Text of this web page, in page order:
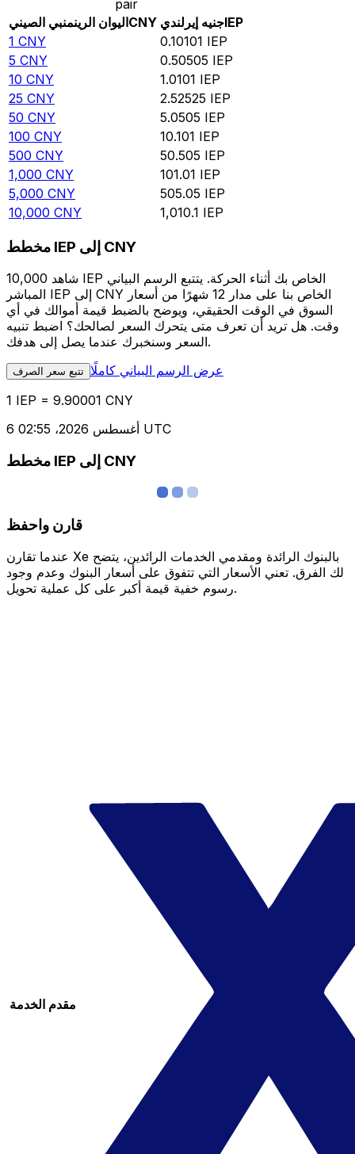
pair
اليوان الرينمنبي الصينيCNY جنيه إيرلنديIEP
1 CNY 0.10101 IEP
5 CNY 0.50505 IEP
10 CNY 1.0101 IEP
25 CNY 2.52525 IEP
50 CNY 5.0505 IEP
100 CNY 10.101 IEP
500 CNY 50.505 IEP
1,000 CNY 101.01 IEP
5,000 CNY 505.05 IEP
10,000 CNY 1,010.1 IEP
مخطط IEP إلى CNY
شاهد 10,000 IEP الخاص بك أثناء الحركة. يتتبع الرسم البياني
المباشر IEP إلى CNY الخاص بنا على مدار 12 شهرًا من أسعار
السوق في الوقت الحقيقي، ويوضح بالضبط قيمة أموالك في أي
وقت. هل تريد أن تعرف متى يتحرك السعر لصالحك؟ اضبط تنبيه
السعر وسنخبرك عندما يصل إلى هدفك.
تتبع سعر الصرف عرض الرسم البياني كاملًا
1 IEP = 9.90001 CNY
6 أغسطس 2026، 02:55 UTC
مخطط IEP إلى CNY
قارن واحفظ
عندما تقارن Xe بالبنوك الرائدة ومقدمي الخدمات الرائدين، يتضح
لك الفرق. تعني الأسعار التي تتفوق على أسعار البنوك وعدم وجود
رسوم خفية قيمة أكبر على كل عملية تحويل.
مقدم الخدمة